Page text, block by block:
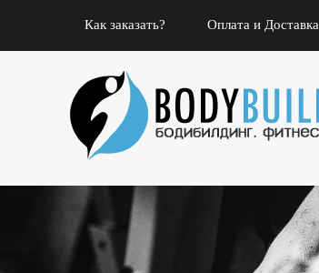
Как заказать? Оплата и Доставка